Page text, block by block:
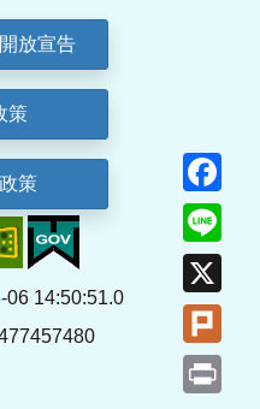
放宣告
策
策
06 14:50:51.0